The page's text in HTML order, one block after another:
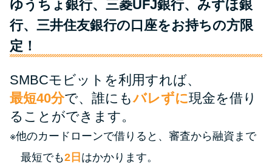
特集ページ一覧
種類や特徴で探す
銀行カードローンを選ぶべき4つ
の理由
無利息期間を利用して利息0円で
お金を借りる3つのポイント
ゆうちょ銀行、三菱UFJ銀行、みずほ銀
行、三井住友銀行の口座をお持ちの方限
定！
SMBCモビットを利用すれば、
最短40分で、誰にもバレずに現金を借り
ることができます。
※他のカードローンで借りると、審査から融資まで
最短でも2日 はかかります。